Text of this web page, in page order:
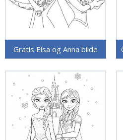
Gratis Elsa og Anna bilde